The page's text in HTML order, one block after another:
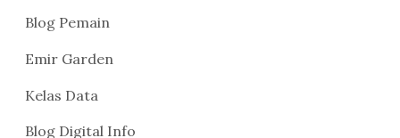
Blog Pemain
Emir Garden
Kelas Data
Blog Digital Info